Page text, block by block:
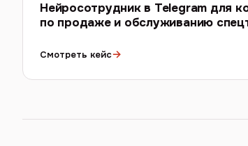
Нейросотрудник в Telegram для
по продаже и обслуживанию
Смотреть кейс→